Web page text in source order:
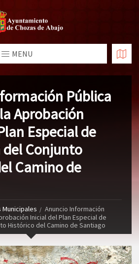
MENU
Pública
Aprobación
Especial de
del Conjunto
Camino de
Municipales
Anuncio Información
Inicial del Plan Especial de
Histórico del Camino de Santiago